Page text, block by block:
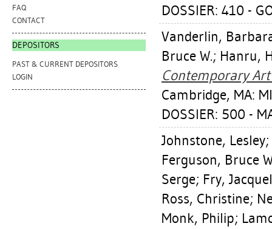
FAQ
CONTACT
DEPOSITORS
PAST & CURRENT DEPOSITORS
LOGIN
DOSSIER: 410 -
Vanderlin,
Bruce W.; Hanru,
Contemporary
Cambridge, MA:
DOSSIER: 500 -
Johnstone, Lesley;
Ferguson, Bruce
Serge; Fry,
Ross, Christine;
Monk, Philip;